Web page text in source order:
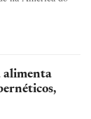
alimenta